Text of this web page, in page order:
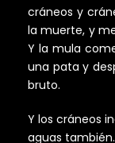
cráneos y
la muerte, y
Y la mula
una pata y
bruto.
Y los cráneos
aguas también.